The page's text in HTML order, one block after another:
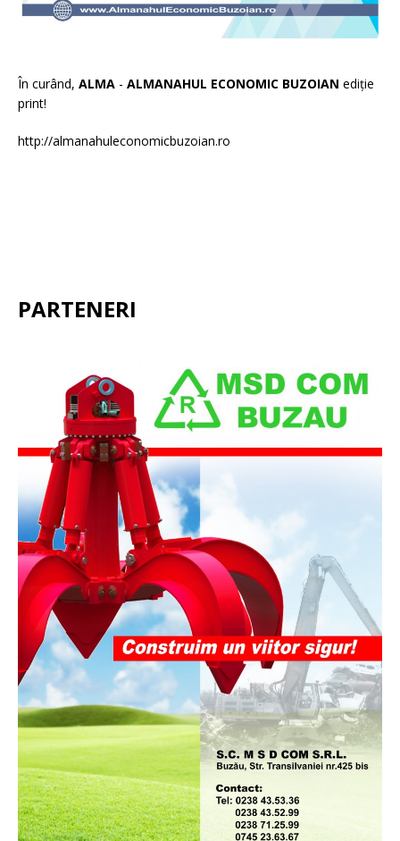
În curând, ALMA - ALMANAHUL ECONOMIC BUZOIAN ediție
print!
http://almanahuleconomicbuzoian.ro
PARTENERI